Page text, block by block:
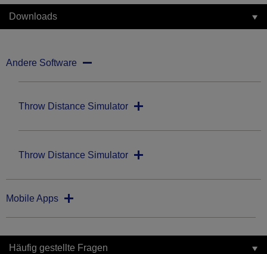
Downloads
Andere Software
Throw Distance Simulator
Throw Distance Simulator
Mobile Apps
Häufig gestellte Fragen